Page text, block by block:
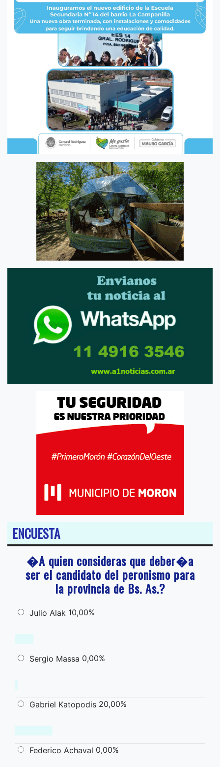
ENCUESTA
�A quien consideras que deber�a
ser el candidato del peronismo para
la provincia de Bs. As.?
Julio Alak 10,00%
Sergio Massa 0,00%
Gabriel Katopodis 20,00%
Federico Achaval 0,00%